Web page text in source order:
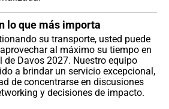
lo que más importa
su transporte, usted puede
al máximo su tiempo en
de Davos 2027. Nuestro equipo
a brindar un servicio excepcional,
de concentrarse en discusiones
y decisiones de impacto.